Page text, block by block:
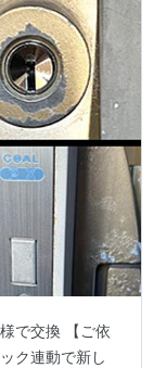
で交換 【ご依
ク連動で新し